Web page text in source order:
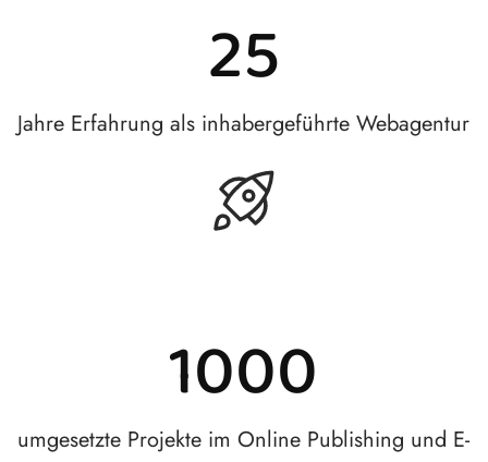
25
Jahre Erfahrung als inhabergeführte Webagentur
1000
umgesetzte Projekte im Online Publishing und E-